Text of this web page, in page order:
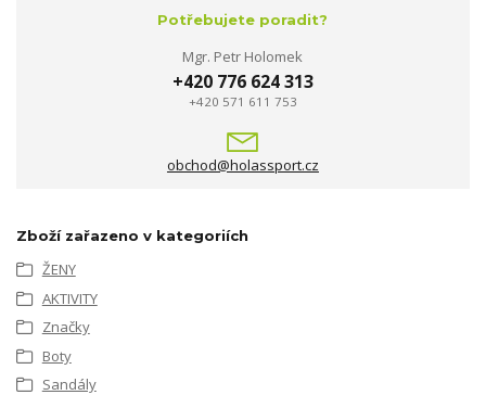
Potřebujete poradit?
Mgr. Petr Holomek
+420 776 624 313
+420 571 611 753
obchod@holassport.cz
Zboží zařazeno v kategoriích
ŽENY
AKTIVITY
Značky
Boty
Sandály